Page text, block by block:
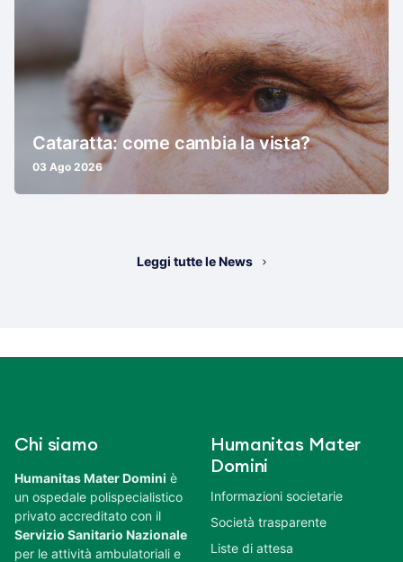
Cataratta: come cambia la vista?
03 Ago 2026
Leggi tutte le News
Chi siamo
Humanitas Mater Domini è
un ospedale polispecialistico
privato accreditato con il
Servizio Sanitario Nazionale
per le attività ambulatoriali e
Humanitas Mater
Domini
Informazioni societarie
Società trasparente
Liste di attesa